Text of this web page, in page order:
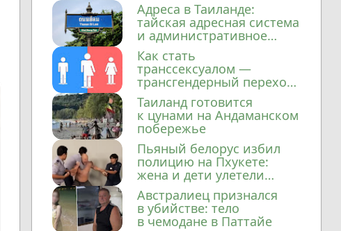
Адреса в Таиланде:
тайская адресная система
и административное
деление
Как стать
транссексуалом —
трансгендерный переход
в Таиланде
Таиланд готовится
к цунами на Андаманском
побережье
Пьяный белорус избил
полицию на Пхукете:
жена и дети улетели
домой
Австралиец признался
в убийстве: тело
в чемодане в Паттайе